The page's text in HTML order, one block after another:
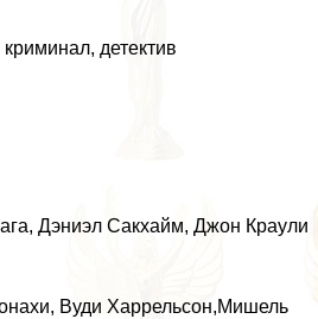
детектив
Дэниэл Сакхайм, Джон Краули
Вуди Харрельсон,Мишель